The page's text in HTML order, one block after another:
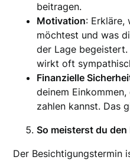
beitragen.
Motivation: Erkläre,
möchtest und was
der Lage
wirkt oft
Finanzielle
deinem
zahlen kannst. Das
So meisterst du
Der Besichtigungstermin